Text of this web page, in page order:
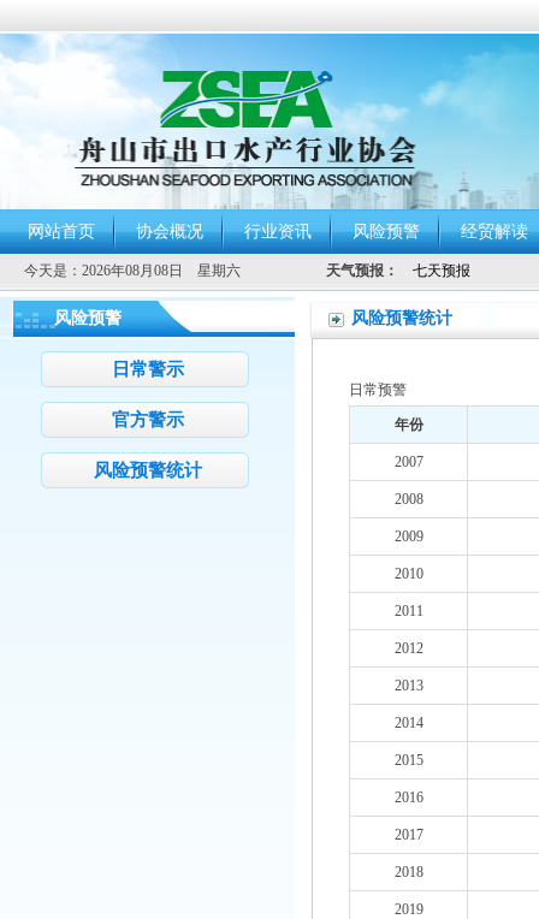
网站首页 协会概况 行业资讯 风险预警 经贸解读
今天是： 2026年08月08日 星期六 天气预报：
风险预警
日常警示
官方警示
风险预警统计
风险预警统计
日常预警
年份
2007
2008
2009
2010
2011
2012
2013
2014
2015
2016
2017
2018
2019